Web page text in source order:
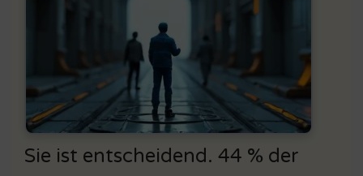
Sie ist entscheidend. 44 % der